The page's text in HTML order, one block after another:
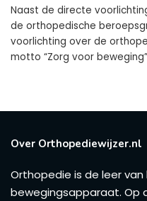
Naast de directe
de orthopedische
voorlichting over de
motto “Zorg voor
Over Orthopediewijzer.nl
Orthopedie is de leer
bewegingsapparaat. Op